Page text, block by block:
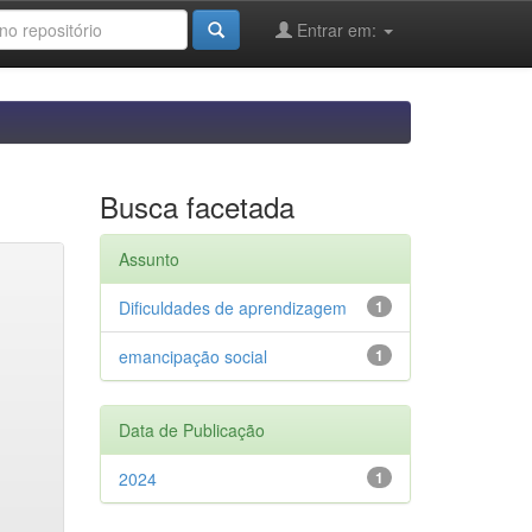
Entrar em:
Busca facetada
Assunto
1
Dificuldades de aprendizagem
1
emancipação social
Data de Publicação
1
2024